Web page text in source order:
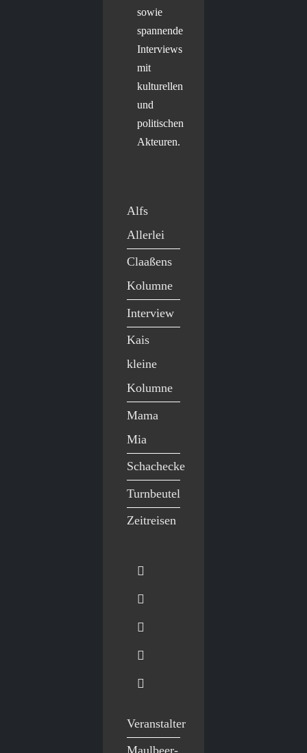
sowie
spannende
Interviews
mit
kulturellen
und
politischen
Akteuren.
Alfs
Allerlei
Claaßens
Kolumne
Interview
Kais
kleine
Kolumne
Mama
Mia
Schachecke
Turnbeutel
Zeitreisen
Veranstalter